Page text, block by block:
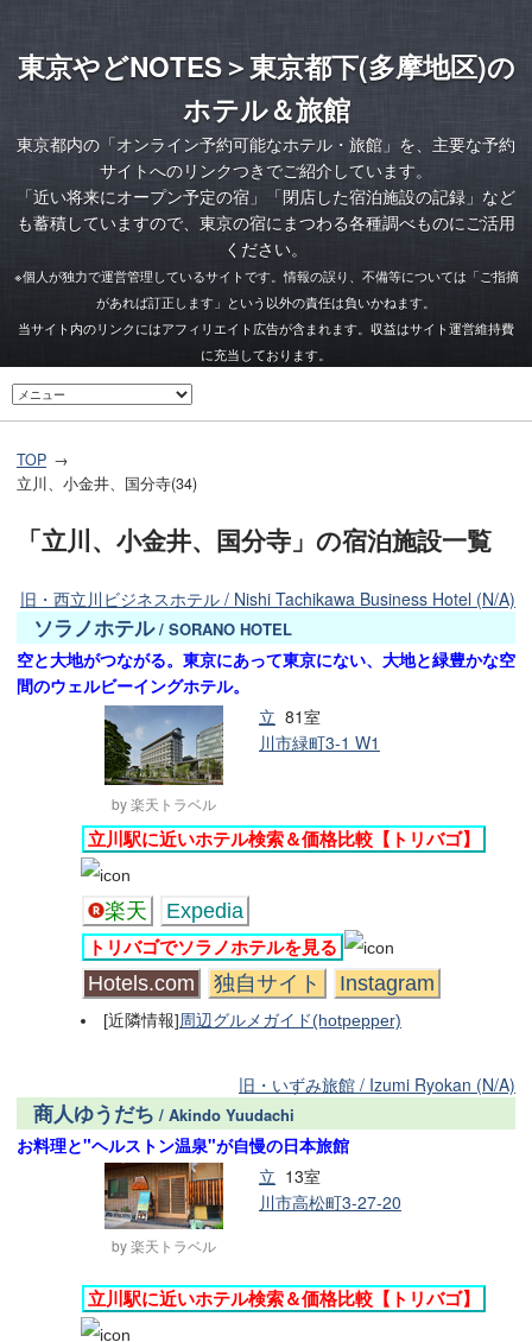
東京やどNOTES＞東京都下(多摩地区)の
ホテル＆旅館
東京都内の「オンライン予約可能なホテル・旅館」を、主要な予約
サイトへのリンクつきでご紹介しています。
「近い将来にオープン予定の宿 」「閉店した宿泊施設の記録 」など
も蓄積していますので、東京の宿にまつわる各種調べものにご活用
ください。
※個人が独力で運営管理しているサイトです。情報の誤り、不備等については「ご指摘
があれば訂正します」という以外の責任は負いかねます。
当サイト内のリンクにはアフィリエイト広告が含まれます。収益はサイト運営維持費
に充当しております。
TOP
立川、小金井、国分寺(34)
「立川、小金井、国分寺」の宿泊施設一覧
旧・西立川ビジネスホテル / Nishi Tachikawa Business Hotel (N/A)
ソラノホテル/ SORANO HOTEL
空と大地がつながる。東京にあって東京にない、大地と緑豊かな空
間のウェルビーイングホテル。
by 楽天トラベル
81室
立
川市緑町3-1 W1
立川駅に近いホテル検索＆価格比較【トリバゴ】
楽天 Expedia
トリバゴでソラノホテルを見る
Hotels.com 独自サイト Instagram
[近隣情報]周辺グルメガイド(hotpepper)
旧・いずみ旅館 / Izumi Ryokan (N/A)
商人ゆうだち / Akindo Yuudachi
お料理と"ヘルストン温泉"が自慢の日本旅館
by 楽天トラベル
13室
立
川市高松町3-27-20
立川駅に近いホテル検索＆価格比較【トリバゴ】